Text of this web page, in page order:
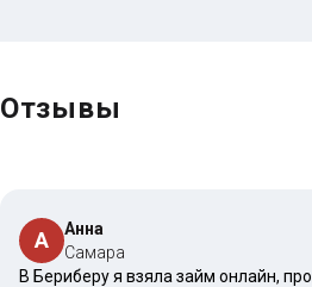
Отзывы
А
Анна
Самара
В Бериберу я взяла займ онлайн,